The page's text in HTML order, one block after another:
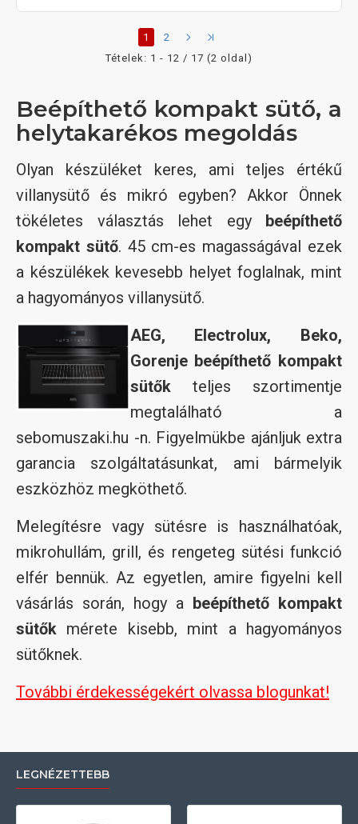
1
2
Tételek: 1 - 12 / 17 (2 oldal)
Beépíthető kompakt sütő, a
helytakarékos megoldás
Olyan készüléket keres, ami teljes értékű
villanysütő és mikró egyben? Akkor Önnek
tökéletes választás lehet egy beépíthető
kompakt sütő. 45 cm-es magasságával ezek
a készülékek kevesebb helyet foglalnak, mint
a hagyományos villanysütő.
AEG, Electrolux, Beko,
Gorenje beépíthető kompakt
sütőkteljes szortimentje
megtalálható a
sebomuszaki.hu -n. Figyelmükbe ajánljuk extra
garancia szolgáltatásunkat, ami bármelyik
eszközhöz megköthető.
Melegítésre vagy sütésre is használhatóak,
mikrohullám, grill, és rengeteg sütési funkció
elfér bennük. Az egyetlen, amire figyelni kell
vásárlás során, hogy a beépíthető kompakt
sütők mérete kisebb, mint a hagyományos
sütőknek.
További érdekességekért olvassa blogunkat!
LEGNÉZETTEBB